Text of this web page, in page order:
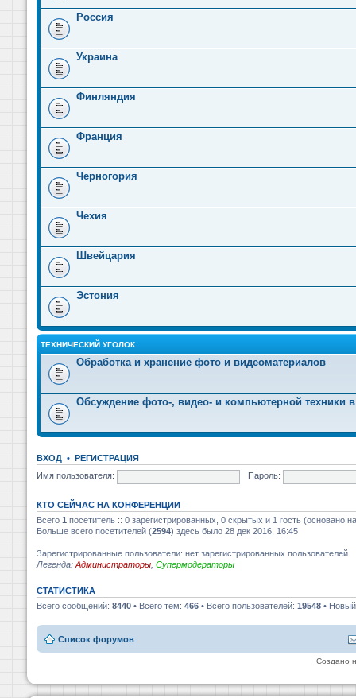
Россия
Украина
Финляндия
Франция
Черногория
Чехия
Швейцария
Эстония
ТЕХНИЧЕСКИЙ УГОЛОК
Обработка и хранение фото и видеоматериалов
Обсуждение фото-, видео- и компьютерной техники в
ВХОД • РЕГИСТРАЦИЯ
Имя пользователя:
Пароль:
КТО СЕЙЧАС НА КОНФЕРЕНЦИИ
Всего 1 посетитель :: 0 зарегистрированных, 0 скрытых и 1 гость (основано
Больше всего посетителей (2594) здесь было 28 дек 2016, 16:45
Зарегистрированные пользователи: нет зарегистрированных пользователей
Легенда: Администраторы Супермодераторы
СТАТИСТИКА
Всего сообщений: 8440 • Всего тем: 466 • Всего пользователей: 19548 •
Список форумов
Создано